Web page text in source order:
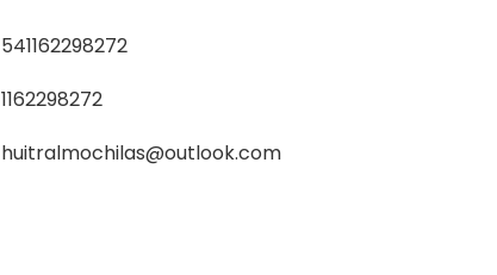
541162298272
1162298272
huitralmochilas@outlook.com